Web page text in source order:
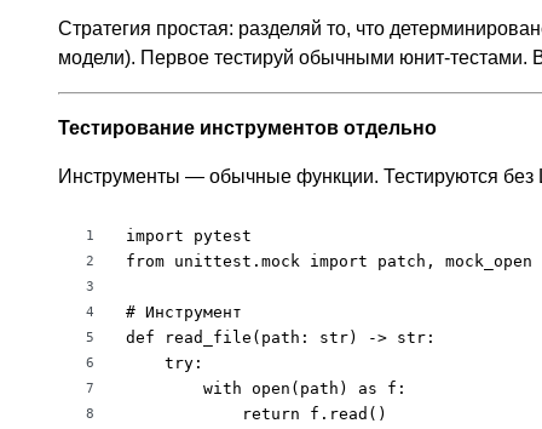
Стратегия простая: разделяй то, что
модели). Первое тестируй обычными юнит-тестами.
Тестирование инструментов отдельно
Инструменты — обычные функции. Тестируются без
1
2
3
4
5
6
7
8
import pytest
from unittest.mock import patch, mock_open
# Инструмент
def read_file(path: str) -> str:
    try:
        with open(path) as f:
            return f.read()